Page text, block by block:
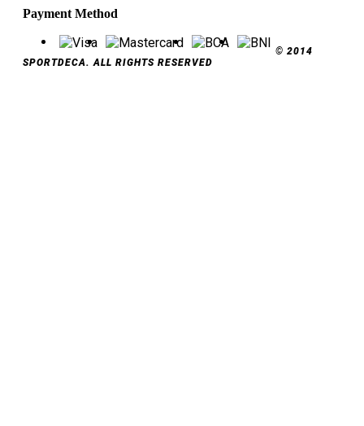
Payment Method
© 2014
SPORTDECA. ALL RIGHTS RESERVED